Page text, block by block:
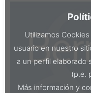
Utilizamos
usuario en nuestro
a un perfil elaborado
(p.e.
Más información y